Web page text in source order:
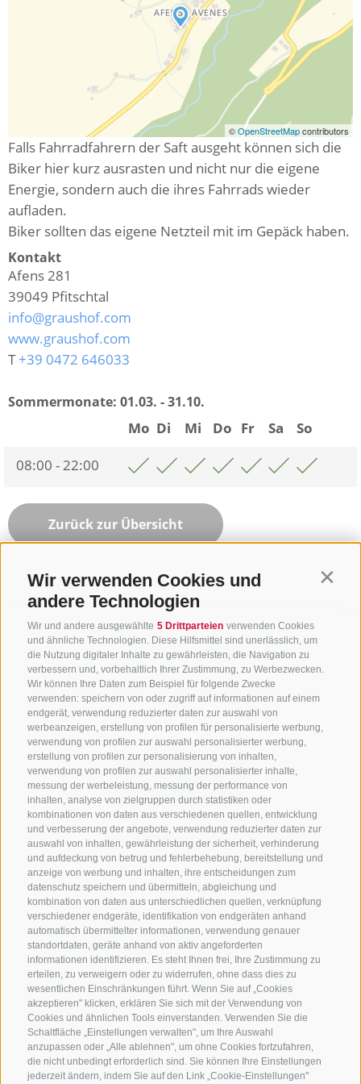
Wir verwenden Cookies und
andere Technologien
Wir und andere ausgewählte 5 Drittparteien verwenden Cookies
und ähnliche Technologien. Diese Hilfsmittel sind unerlässlich, um
die Nutzung digitaler Inhalte zu gewährleisten, die Navigation zu
verbessern und, vorbehaltlich Ihrer Zustimmung, zu Werbezwecken.
Wir können Ihre Daten zum Beispiel für folgende Zwecke
verwenden: speichern von oder zugriff auf informationen auf einem
endgerät, verwendung reduzierter daten zur auswahl von
werbeanzeigen, erstellung von profilen für personalisierte werbung,
verwendung von profilen zur auswahl personalisierter werbung,
erstellung von profilen zur personalisierung von inhalten,
verwendung von profilen zur auswahl personalisierter inhalte,
messung der werbeleistung, messung der performance von
inhalten, analyse von zielgruppen durch statistiken oder
kombinationen von daten aus verschiedenen quellen, entwicklung
und verbesserung der angebote, verwendung reduzierter daten zur
auswahl von inhalten, gewährleistung der sicherheit, verhinderung
und aufdeckung von betrug und fehlerbehebung, bereitstellung und
anzeige von werbung und inhalten, ihre entscheidungen zum
datenschutz speichern und übermitteln, abgleichung und
kombination von daten aus unterschiedlichen quellen, verknüpfung
verschiedener endgeräte, identifikation von endgeräten anhand
automatisch übermittelter informationen, verwendung genauer
standortdaten, geräte anhand von aktiv angeforderten
informationen identifizieren. Es steht Ihnen frei, Ihre Zustimmung zu
erteilen, zu verweigern oder zu widerrufen, ohne dass dies zu
wesentlichen Einschränkungen führt. Wenn Sie auf „Cookies
akzeptieren" klicken, erklären Sie sich mit der Verwendung von
Cookies und ähnlichen Tools einverstanden. Verwenden Sie die
Schaltfläche „Einstellungen verwalten", um Ihre Auswahl
anzupassen oder „Alle ablehnen", um ohne Cookies fortzufahren,
die nicht unbedingt erforderlich sind. Sie können Ihre Einstellungen
jederzeit ändern, indem Sie auf den Link „Cookie-Einstellungen"
©OpenStreetMapcontributors
Falls Fahrradfahrern der Saft ausgeht können sich die
Biker hier kurz ausrasten und nicht nur die eigene
Energie, sondern auch die ihres Fahrrads wieder
aufladen.
Biker sollten das eigene Netzteil mit im Gepäck haben.
Kontakt
Afens 281
39049 Pfitschtal
info@graushof.com
www.graushof.com
T+39 0472 646033
Sommermonate: 01.03. - 31.10.
Mo Di Mi Do Fr Sa
So
08:00 - 22:00
Zurück zur Übersicht
KONTAKTIERE UNS
+39 0472 765 325
info@sterzing.com
NEWSLETTER
Bleib am Laufenden